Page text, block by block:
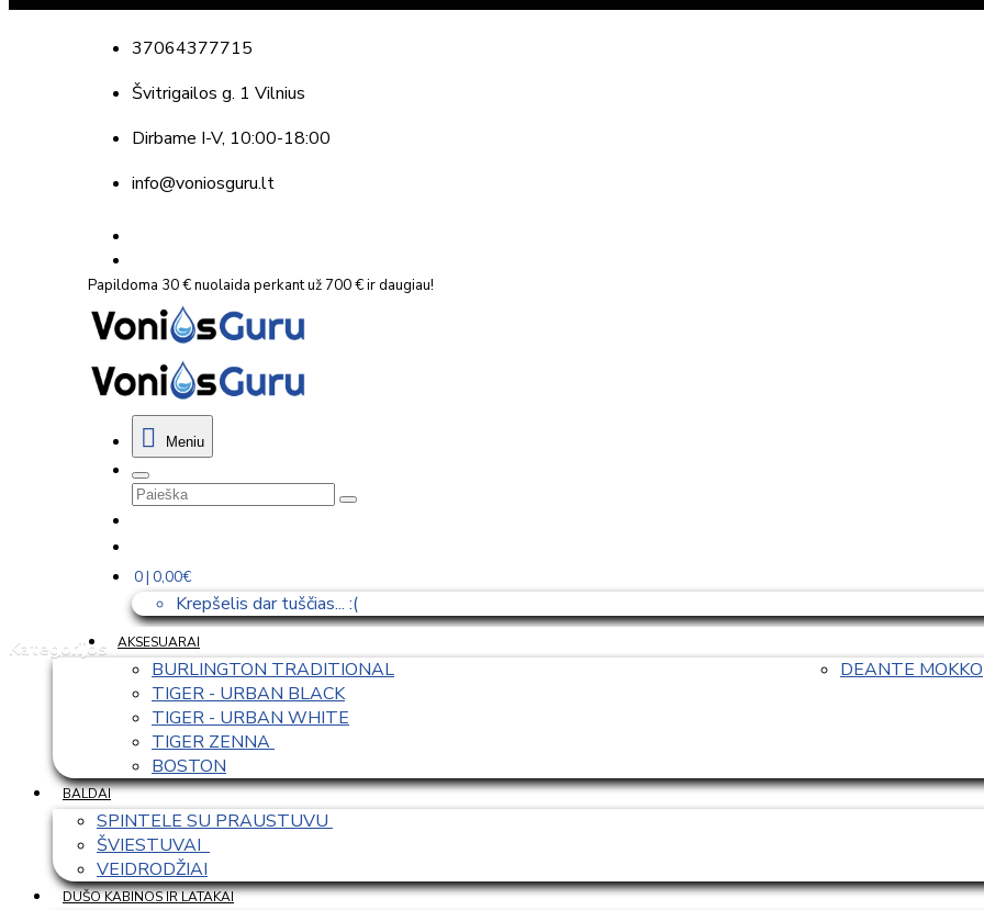
37064377715
Švitrigailos g. 1 Vilnius
Dirbame I-V, 10:00-18:00
info@voniosguru.lt
Papildoma 30 € nuolaida perkant už 700 € ir daugiau!
Meniu
0 | 0,00€
Krepšelis dar tuščias... :(
Kategorijos
AKSESUARAI
BURLINGTON TRADITIONAL
TIGER - URBAN BLACK
TIGER - URBAN WHITE
TIGER ZENNA
BOSTON
DEANTE MOKKO
BALDAI
SPINTELE SU PRAUSTUVU
ŠVIESTUVAI
VEIDRODŽIAI
DUŠO KABINOS IR LATAKAI